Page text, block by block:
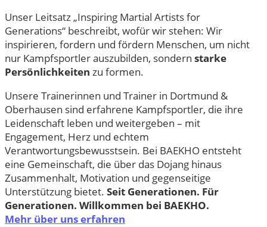
Unser Leitsatz „Inspiring Martial Artists for
Generations“ beschreibt, wofür wir stehen: Wir
inspirieren, fordern und fördern Menschen, um nicht
nur Kampfsportler auszubilden, sondern starke
Persönlichkeiten zu formen.
Unsere Trainerinnen und Trainer in Dortmund &
Oberhausen sind erfahrene Kampfsportler, die ihre
Leidenschaft leben und weitergeben – mit
Engagement, Herz und echtem
Verantwortungsbewusstsein. Bei BAEKHO entsteht
eine Gemeinschaft, die über das Dojang hinaus
Zusammenhalt, Motivation und gegenseitige
Unterstützung bietet. Seit Generationen. Für
Generationen. Willkommen bei BAEKHO.
Mehr über uns erfahren